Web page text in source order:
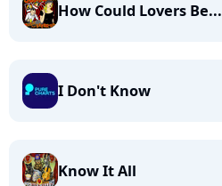
How Could Lovers Be...
I Don't Know
Know It All